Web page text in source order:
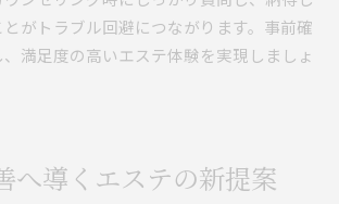
がトラブル回避につながります。事前確
満足度の高いエステ体験を実現しましょ
へ導くエステの新提案